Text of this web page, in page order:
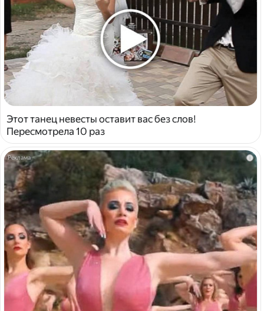
Этот танец невесты оставит вас без слов!
Пересмотрела 10 раз
i